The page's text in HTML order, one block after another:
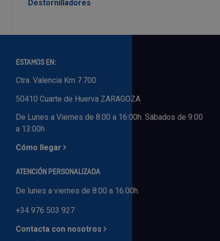
Destornilladores
ESTAMOS EN:
Ctra. Valencia Km 7.700
50410 Cuarte de Huerva ZARAGOZA
De Lunes a Viernes de 8:00 a 16:00h. Sábados de 9:00
a 13:00h
Cómo llegar
ATENCIÓN PERSONALIZADA
De lunes a viernes de 8:00 a 16:00h.
+34 976 503 927
Contacta con nosotros